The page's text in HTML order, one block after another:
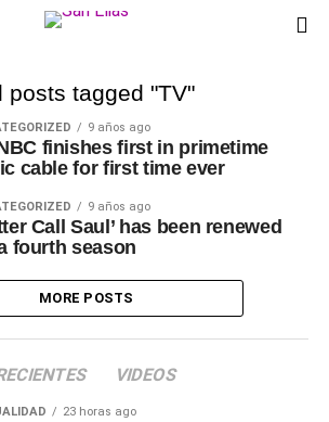
posts tagged "TV"
9 años ago
finishes first in primetime
cable for first time ever
9 años ago
Call Saul’ has been renewed
fourth season
MORE POSTS
VIDEOS
23 horas ago